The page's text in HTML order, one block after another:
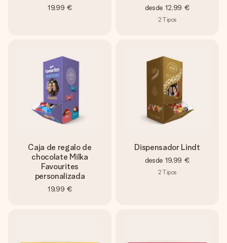
19,99 € desde 12,99 €
2 Tipos
Caja de regalo de
chocolate Milka
Favourites
personalizada
19,99 €
Dispensador Lindt
desde 19,99 €
2 Tipos